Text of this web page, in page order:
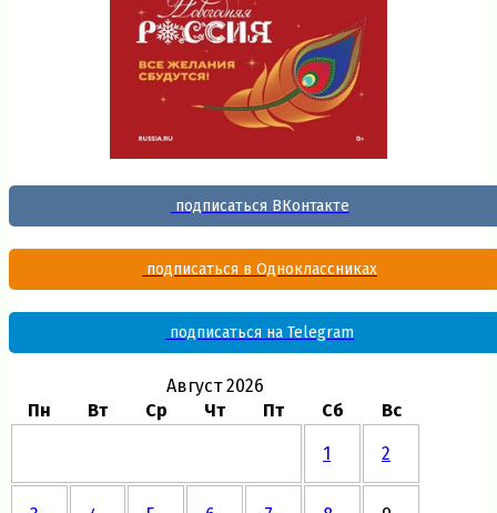
подписаться ВКонтакте
подписаться в Одноклассниках
подписаться на Telegram
Август 2026
Пн
Вт Ср Чт Пт Сб Вс
1 2